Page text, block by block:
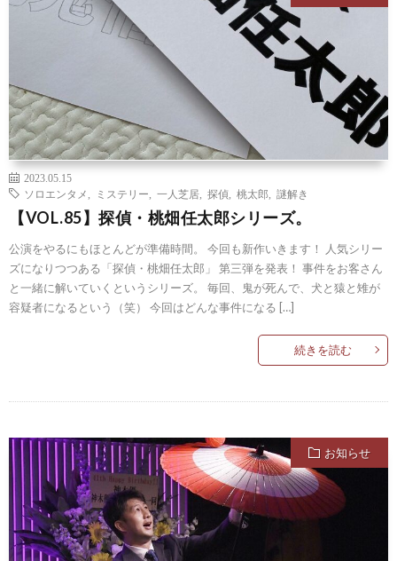
2023.05.15
ソロエンタメ
ミステリー 一人芝居 探偵 桃太郎 謎解き
【VOL.85】探偵・桃畑任太郎シリーズ。
公演をやるにもほとんどが準備時間。 今回も新作いきます！ 人気シリー
ズになりつつある「探偵・桃畑任太郎」 第三弾を発表！ 事件をお客さん
と一緒に解いていくというシリーズ。 毎回、鬼が死んで、犬と猿と雉が
容疑者になるという（笑） 今回はどんな事件になる […]
続きを読む
お知らせ